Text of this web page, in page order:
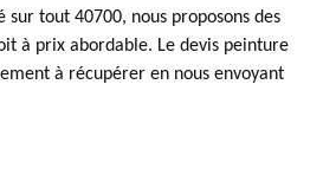
sur tout 40700, nous proposons des
à prix abordable. Le devis peinture
à récupérer en nous envoyant